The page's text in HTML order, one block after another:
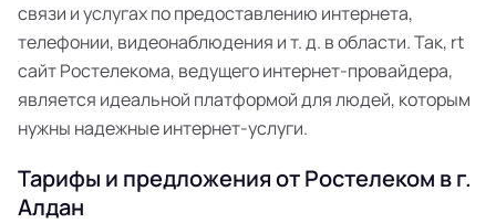
связи и услугах по предоставлению интернета,
телефонии, видеонаблюдения и т. д. в области. Так, rt
сайт Ростелекома, ведущего интернет-провайдера,
является идеальной платформой для людей, которым
нужны надежные интернет-услуги.
Тарифы и предложения от Ростелеком в г.
Алдан